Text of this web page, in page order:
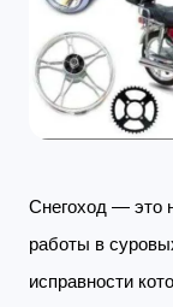
Снегоход — это
работы в
исправности